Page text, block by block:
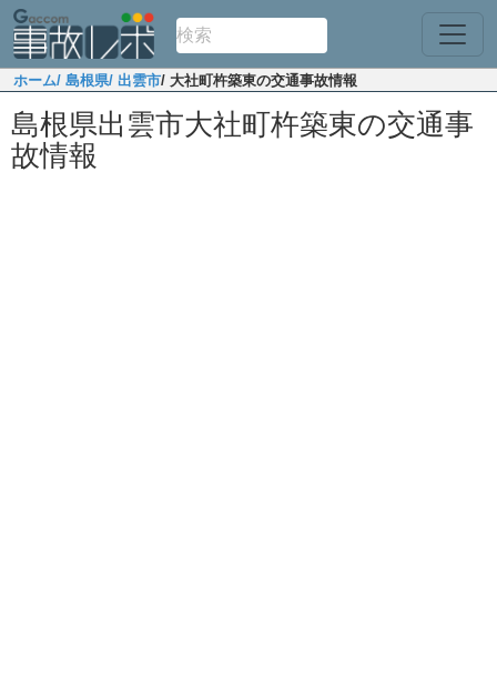
ホーム/ 島根県/ 出雲市/ 大社町杵築東の交通事故情報
島根県出雲市大社町杵築東の交通事
故情報